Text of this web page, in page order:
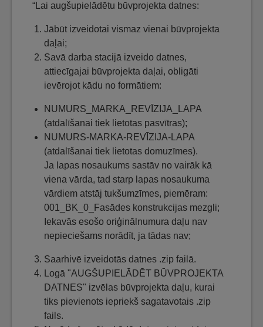
“Lai augšupielādētu būvprojekta datnes:
Jābūt izveidotai vismaz vienai būvprojekta
daļai;
Savā darba stacijā izveido datnes,
attiecīgajai būvprojekta daļai, obligāti
ievērojot kādu no formātiem:
NUMURS_MARKA_REVĪZIJA_LAPA
(atdalīšanai tiek lietotas pasvītras);
NUMURS-MARKA-REVĪZIJA-LAPA
(atdalīšanai tiek lietotas domuzīmes).
Ja lapas nosaukums sastāv no vairāk kā
viena vārda, tad starp lapas nosaukuma
vārdiem atstāj tukšumzīmes, piemēram:
001_BK_0_Fasādes konstrukcijas mezgli;
Iekavās esošo oriģinālnumura daļu nav
nepieciešams norādīt, ja tādas nav;
Saarhivē izveidotās datnes .zip failā.
Logā "AUGŠUPIELĀDĒT BŪVPROJEKTA
DATNES" izvēlas būvprojekta daļu, kurai
tiks pievienots iepriekš sagatavotais .zip
fails.